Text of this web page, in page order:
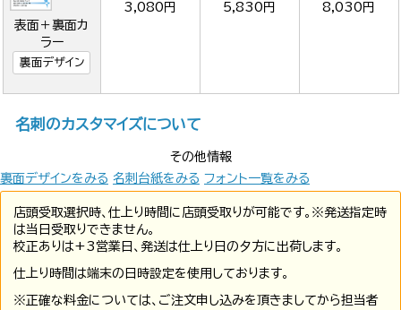
表面＋裏面カ
ラー
裏面デザイン
3,080円 5,830円 8,030円
名刺のカスタマイズについて
その他情報
裏面デザインをみる 名刺台紙をみる フォント一覧をみる
店頭受取選択時、仕上り時間に店頭受取りが可能です。※発送指定時
は当日受取りできません。
校正ありは+3営業日、発送は仕上り日の夕方に出荷します。
仕上り時間は端末の日時設定を使用しております。
※正確な料金については、ご注文申し込みを頂きましてから担当者